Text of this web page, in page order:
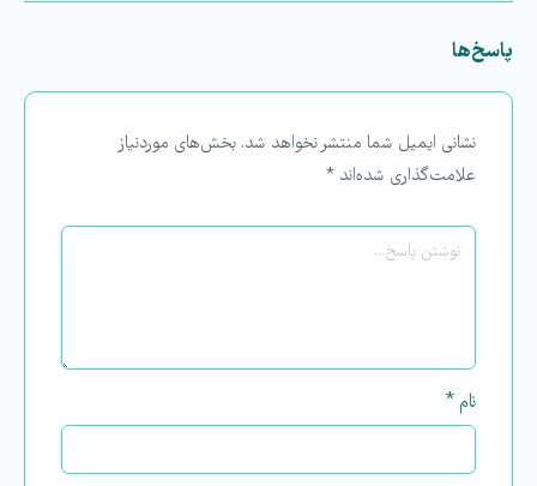
پاسخ‌ها
نشانی ایمیل شما منتشر نخواهد شد. بخش‌های موردنیاز
علامت‌گذاری شده‌اند *
نام *